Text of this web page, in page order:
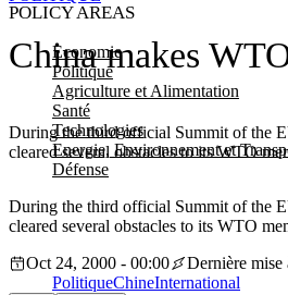
POLICY AREAS
Economie
Politique
Agriculture et Alimentation
Santé
Technologies
Energie, Environnement et
Défense
China makes
During the third official Summit of the
cleared several obstacles to its WTO
During the third official Summit of the
cleared several obstacles to its WTO
Oct 24, 2000 - 00:00
Dernière mise
PolitiqueChineInternational